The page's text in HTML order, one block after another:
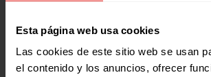
Esta página web usa cookies
Las cookies de este sitio web se usan
el contenido y los anuncios, ofrecer